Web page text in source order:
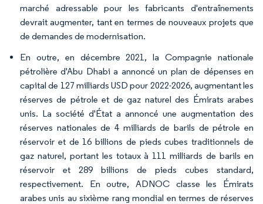
marché adressable pour les fabricants d'entraînements
devrait augmenter, tant en termes de nouveaux projets que
de demandes de modernisation.
En outre, en décembre 2021, la Compagnie nationale
pétrolière d'Abu Dhabi a annoncé un plan de dépenses en
capital de 127 milliards USD pour 2022-2026, augmentant les
réserves de pétrole et de gaz naturel des Émirats arabes
unis. La société d'État a annoncé une augmentation des
réserves nationales de 4 milliards de barils de pétrole en
réservoir et de 16 billions de pieds cubes traditionnels de
gaz naturel, portant les totaux à 111 milliards de barils en
réservoir et 289 billions de pieds cubes standard,
respectivement. En outre, ADNOC classe les Émirats
arabes unis au sixième rang mondial en termes de réserves